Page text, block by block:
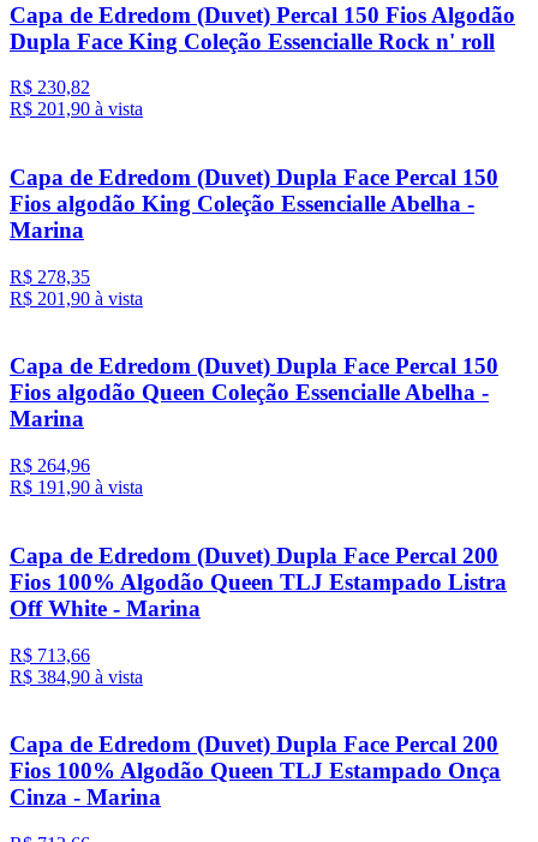
Capa de Edredom (Duvet) Percal 150 Fios Algodão
Dupla Face King Coleção Essencialle Rock n' roll
R$ 230,82
R$ 201,90 à vista
Capa de Edredom (Duvet) Dupla Face Percal 150
Fios algodão King Coleção Essencialle Abelha -
Marina
R$ 278,35
R$ 201,90 à vista
Capa de Edredom (Duvet) Dupla Face Percal 150
Fios algodão Queen Coleção Essencialle Abelha -
Marina
R$ 264,96
R$ 191,90 à vista
Capa de Edredom (Duvet) Dupla Face Percal 200
Fios 100% Algodão Queen TLJ Estampado Listra
Off White - Marina
R$ 713,66
R$ 384,90 à vista
Capa de Edredom (Duvet) Dupla Face Percal 200
Fios 100% Algodão Queen TLJ Estampado Onça
Cinza - Marina